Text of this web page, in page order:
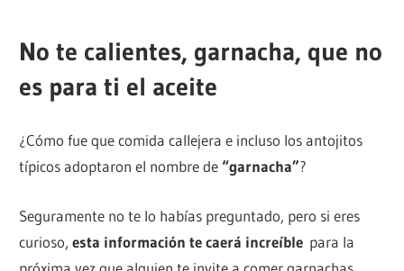
No te calientes, garnacha, que no
es para ti el aceite
¿Cómo fue que comida callejera e incluso los antojitos
típicos adoptaron el nombre de“garnacha”?
Seguramente no te lo habías preguntado, pero si eres
curioso,esta información te caerá increíble para la